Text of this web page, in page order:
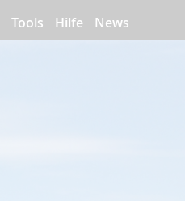
Tools Hilfe News